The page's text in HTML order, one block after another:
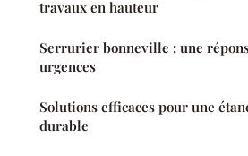
travaux en hauteur
Serrurier bonneville : une
urgences
Solutions efficaces pour une
durable